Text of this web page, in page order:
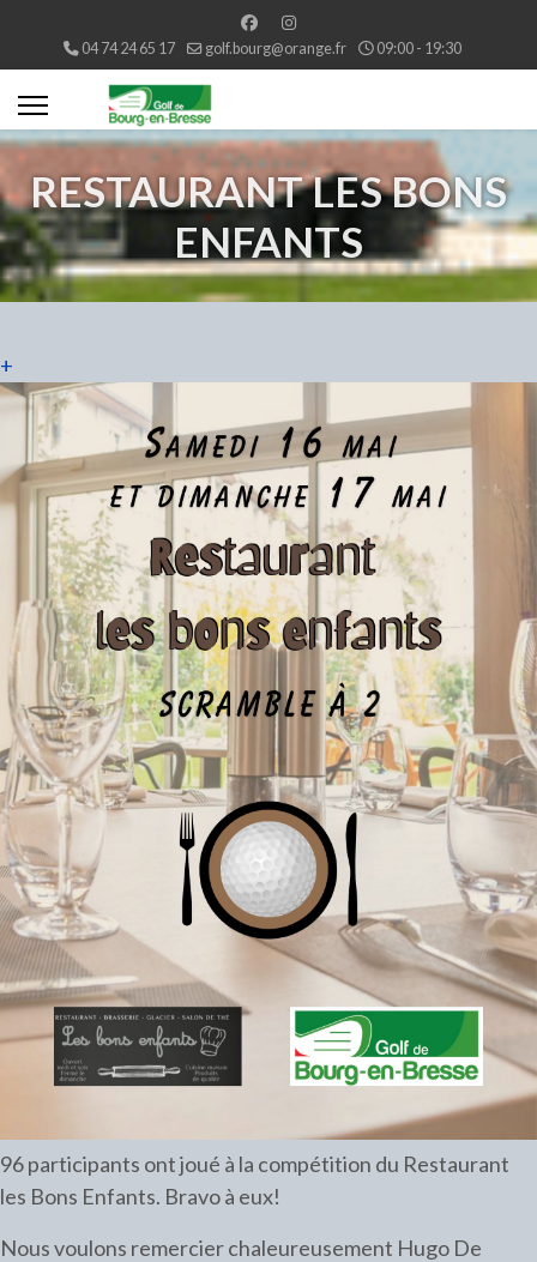
04 74 24 65 17 golf.bourg@orange.fr 09:00 - 19:30
RESTAURANT LES BONS
ENFANTS
+
96 participants ont joué à la compétition du Restaurant
les Bons Enfants. Bravo à eux!
Nous voulons remercier chaleureusement Hugo De